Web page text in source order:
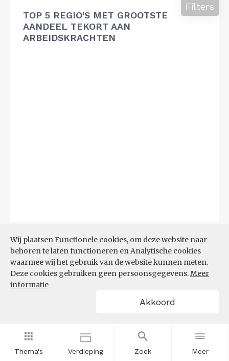
Thema's Verdieping Zoek Meer
Wij plaatsen Functionele cookies, om deze website naar
behoren te laten functioneren en Analytische cookies
waarmee wij het gebruik van de website kunnen meten.
Deze cookies gebruiken geen persoonsgegevens.Meer
informatie
Akkoord
TOP 5 REGIO'S MET GROOTSTE
AANDEEL TEKORT AAN
ARBEIDSKRACHTEN
Filters
TOP 10 REGIO'S MET KLEINSTE
AANDEEL TEKORT AAN
ARBEIDSKRACHTEN
Filters